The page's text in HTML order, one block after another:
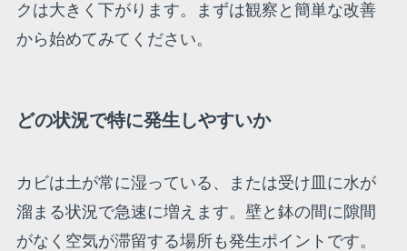
クは大きく下がります。まずは観察と簡単な改善
から始めてみてください。
どの状況で特に発生しやすいか
カビは土が常に湿っている、または受け皿に水が
溜まる状況で急速に増えます。壁と鉢の間に隙間
がなく空気が滞留する場所も発生ポイントです。